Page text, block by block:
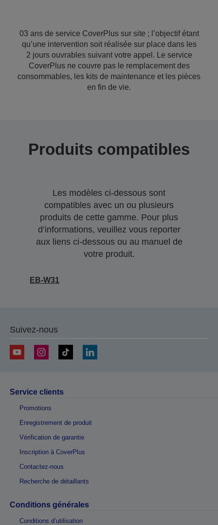
03 ans de service CoverPlus sur site ; l’objectif étant
qu’une intervention soit réalisée sur place dans les
2 jours ouvrables suivant votre appel. Le service
CoverPlus ne couvre pas le remplacement des
consommables, les kits de maintenance et les pièces
en fin de vie.
Produits compatibles
Les modèles ci-dessous sont
compatibles avec un ou plusieurs
produits de cette gamme. Pour plus
d’informations, veuillez vous reporter
aux liens ci-dessous ou au manuel de
votre produit.
EB-W31
Suivez-nous
Service clients
Promotions
Enregistrement de produit
Vérification de garantie
Inscription à CoverPlus
Contactez-nous
Recherche de détaillants
Conditions générales
Conditions d’utilisation